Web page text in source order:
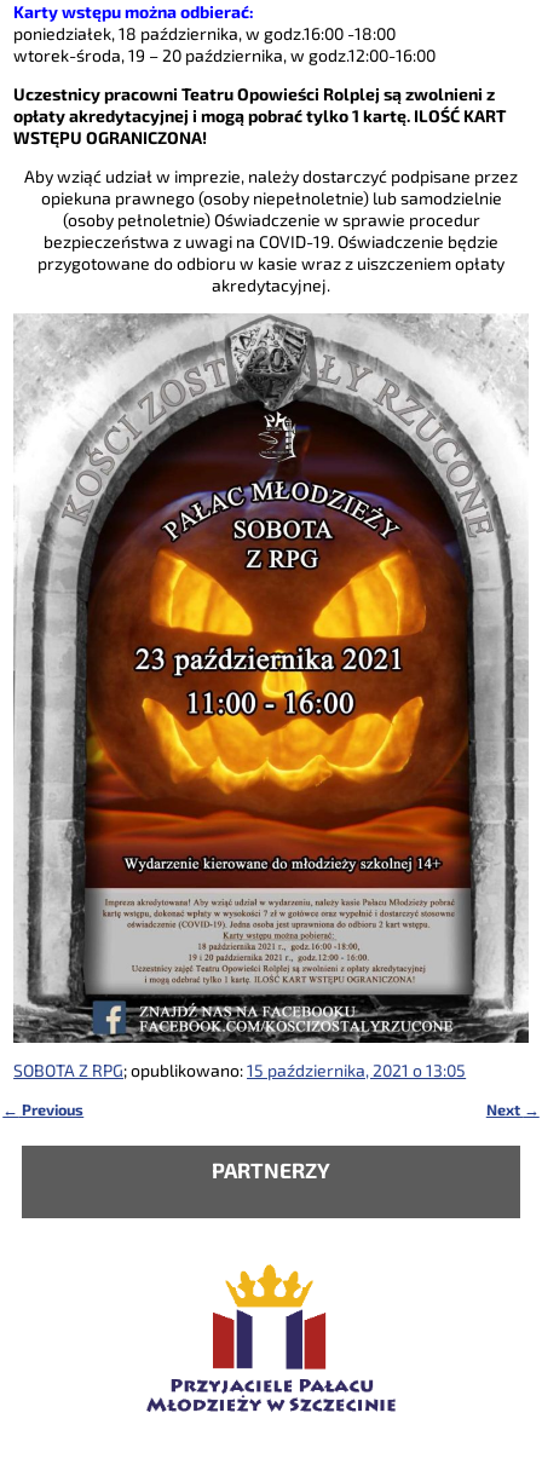
Karty wstępu można odbierać:
poniedziałek, 18 października, w godz.16:00 -18:00
wtorek-środa, 19 – 20 października, w godz.12:00-16:00
Uczestnicy pracowni Teatru Opowieści Rolplej są zwolnieni z
opłaty akredytacyjnej i mogą pobrać tylko 1 kartę. ILOŚĆ KART
WSTĘPU OGRANICZONA!
Aby wziąć udział w imprezie, należy dostarczyć podpisane przez
opiekuna prawnego (osoby niepełnoletnie) lub samodzielnie
(osoby pełnoletnie) Oświadczenie w sprawie procedur
bezpieczeństwa z uwagi na COVID-19. Oświadczenie będzie
przygotowane do odbioru w kasie wraz z uiszczeniem opłaty
akredytacyjnej.
SOBOTA Z RPG; opublikowano:15 października, 2021 o 13:05
← Previous Next →
PARTNERZY